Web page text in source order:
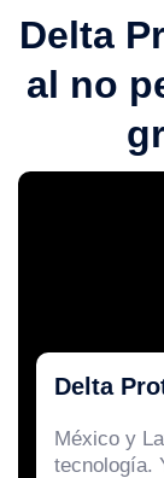
Delta
al no
Delta
México y
tecnología.